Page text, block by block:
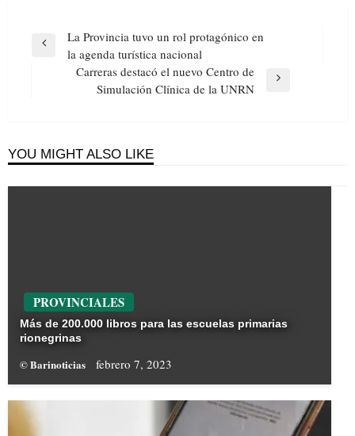
Navegación
entradas
Previous
La Provincia tuvo un rol protagónico en
la agenda turística nacional
Carreras destacó el nuevo Centro de
Simulación Clínica de la UNRN
YOU MIGHT ALSO LIKE
PROVINCIALES
Más de 200.000 libros para las escuelas primarias
rionegrinas
© Barinoticias febrero 7, 2023